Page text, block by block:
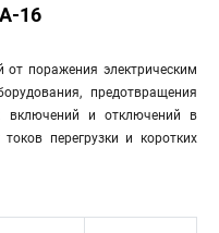
16
поражения электрическим
предотвращения
включений и отключений в
перегрузки и коротких